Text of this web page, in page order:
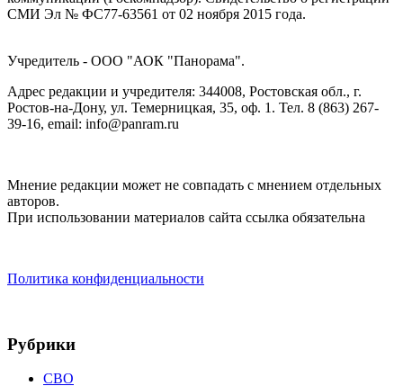
СМИ Эл № ФС77-63561 от 02 ноября 2015 года.
Учредитель - ООО "АОК "Панорама".
Адрес редакции и учредителя: 344008, Ростовская обл., г.
Ростов-на-Дону, ул. Темерницкая, 35, оф. 1. Тел. 8 (863) 267-
39-16, email: info@panram.ru
Мнение редакции может не совпадать с мнением отдельных
авторов.
При использовании материалов сайта ссылка обязательна
Политика конфиденциальности
Рубрики
СВО